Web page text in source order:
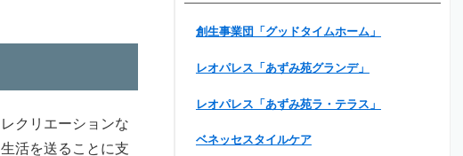
クリエーションな
活を送ることに支
創生事業団「グッドタイムホーム」
レオパレス「あずみ苑グランデ」
レオパレス「あずみ苑ラ・テラス」
ベネッセスタイルケア